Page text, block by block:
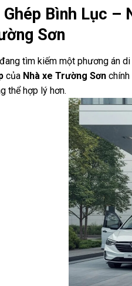
Ghép Bình Lục –
Sơn
tìm kiếm một phương án
của Nhà xe Trường Sơn
thể hợp lý hơn.